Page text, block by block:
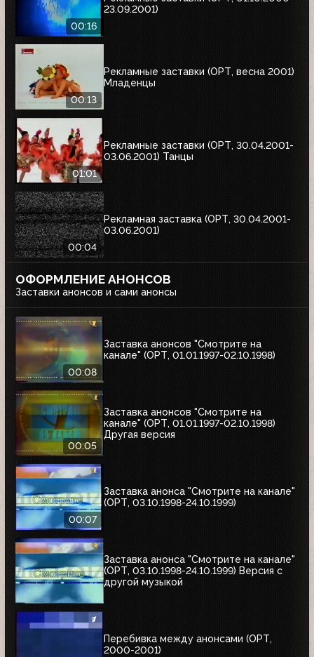
00:16
23.09.2001)
00:13
Рекламные заставки (ОРТ, весна 2001)
Младенцы
01:01
Рекламные заставки (ОРТ, 30.04.2001-
03.06.2001) Танцы
00:04
Рекламная заставка (ОРТ, 30.04.2001-
03.06.2001)
ОФОРМЛЕНИЕ АНОНСОВ
Заставки анонсов и сами анонсы
00:08
Заставка анонсов "Смотрите на
канале" (ОРТ, 01.01.1997-02.10.1998)
00:05
Заставка анонсов "Смотрите на
канале" (ОРТ, 01.01.1997-02.10.1998)
Другая версия
00:07
Заставка анонса "Смотрите на канале"
(ОРТ, 03.10.1998-24.10.1999)
Заставка анонса "Смотрите на канале"
(ОРТ, 03.10.1998-24.10.1999) Версия с
другой музыкой
Перебивка между анонсами (ОРТ,
2000-2001)